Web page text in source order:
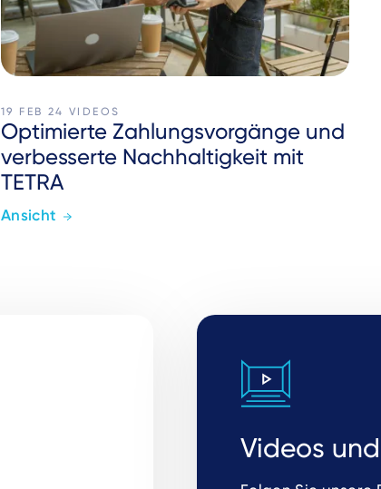
19 FEB 24 VIDEOS
Optimierte Zahlungsvorgänge und
verbesserte Nachhaltigkeit mit
TETRA
Ansicht
Videos